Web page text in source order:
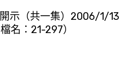
示（共一集）2006/1/13
名：21-297）